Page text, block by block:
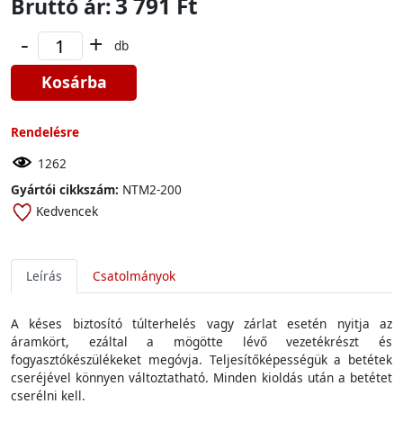
Bruttó ár:
- + db
Kosárba
Rendelésre
1262
Gyártói cikkszám: NTM2-200
Kedvencek
Leírás Csatolmányok
A késes biztosító túlterhelés vagy zárlat esetén nyitja az
áramkört, ezáltal a mögötte lévő vezetékrészt és
fogyasztókészülékeket megóvja. Teljesítőképességük a betétek
cseréjével könnyen változtatható. Minden kioldás után a betétet
cserélni kell.